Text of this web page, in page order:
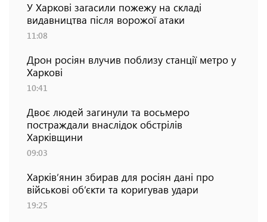
У Харкові загасили пожежу на складі
видавництва після ворожої атаки
11:08
Дрон росіян влучив поблизу станції метро у
Харкові
10:41
Двоє людей загинули та восьмеро
постраждали внаслідок обстрілів
Харківщини
09:03
Харків’янин збирав для росіян дані про
військові об’єкти та коригував удари
19:25